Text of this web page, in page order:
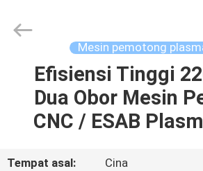
RUMAH
PRODUK
VIDEO
Technologies
Co.,Ltd..
Mesin pemotong
Efisiensi Tinggi
Dua Obor Mesin
CNC / ESAB
Tempat asal:
Cina